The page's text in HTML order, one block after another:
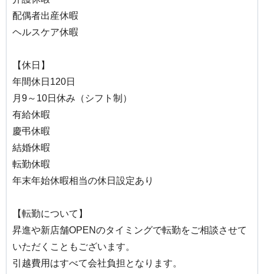
配偶者出産休暇
ヘルスケア休暇
【休日】
年間休日120日
月9～10日休み（シフト制）
有給休暇
慶弔休暇
結婚休暇
転勤休暇
年末年始休暇相当の休日設定あり
【転勤について】
昇進や新店舗OPENのタイミングで転勤をご相談させて
いただくこともございます。
引越費用はすべて会社負担となります。